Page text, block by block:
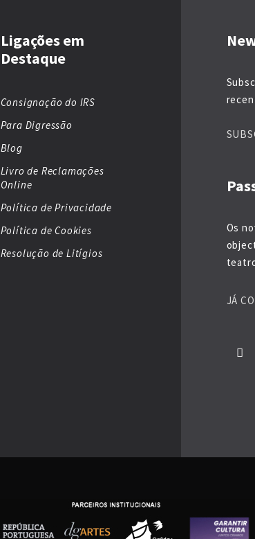
Ligações em
Destaque
Consignação do IRS
Para Digressão
Blog
Livro de Reclamações
Online
Política de Privacidade
Política de Cookies
Resolução de Litígios
Os
JÁ